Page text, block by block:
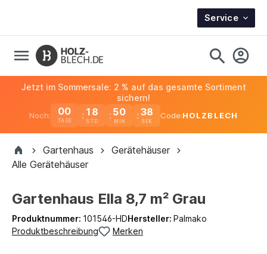
Service
Noch: 00
TAGE
18 50 37
Jetzt im Sommersale: 2 % auf das gesamte Sortiment
sichern!
Code:HOLZBLECH
Gartenhaus
Gerätehäuser
Alle Gerätehäuser
Gartenhaus Ella 8,7 m² Grau
Produktnummer: 101546-HDHersteller: Palmako
Produktbeschreibung
Merken